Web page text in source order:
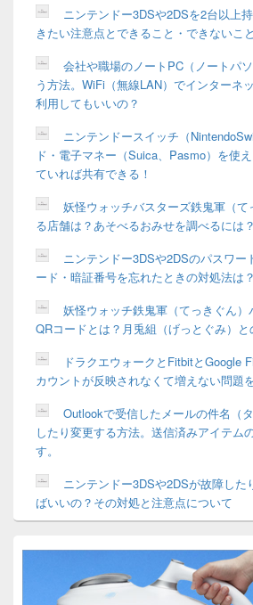
ニンテンドー3DSや2DSを2台以上
きたい注意点とできること・できないこと
会社や職場のノートPC（ノートパ
う方法。WiFi（無線LAN）でインターネ
利用してもいいの？
ニンテンドースイッチ（
ド・電子マネー（Suica、Pasmo）を使
ていれば共有できる！
妖怪ウォッチバスターズ鉄鬼軍（
る店舗は？あそべるおみせを調べるには？
ニンテンドー3DSや2DSのパスワー
ード・暗証番号を忘れたときの対処法は？
妖怪ウォッチ鉄鬼軍（てっきぐん
QRコードとは？月兎組（げっとぐみ）と
ドラクエウォークとFitbitとGoogle
カウントが反映されなくて増えない問題
Outlookで受信したメールの件名（
したり変更する方法。送信済みアイテム
す。
ニンテンドー3DSや2DSが故障し
ばいいの？その対処と注意点について